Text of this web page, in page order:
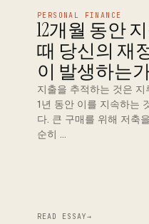
PERSONAL FINANCE
12개월 동안
때 당신의 재
이 발생하는
지출을 추적하는 것은
1년 동안 이를 지속하는
다. 큰 구매를 위해 저축
순히 …
READ ESSAY→